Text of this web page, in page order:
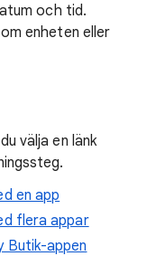
och tid.
enheten eller
välja en länk
en app
flera appar
Butik-appen